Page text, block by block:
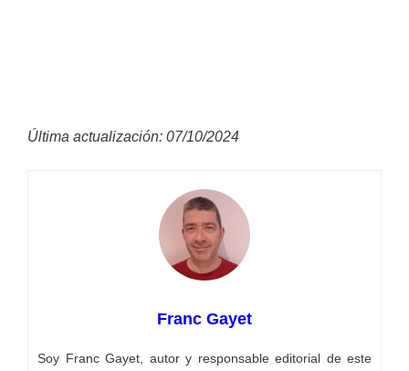
Última actualización: 07/10/2024
Franc Gayet
Soy Franc Gayet, autor y responsable editorial de este